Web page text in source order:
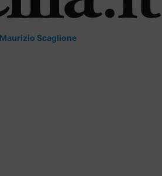
Scaglione